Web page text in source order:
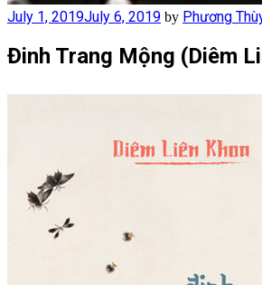
Posted
July 1, 2019July 6, 2019 by Phương
Đinh Trang Mộng (Diêm